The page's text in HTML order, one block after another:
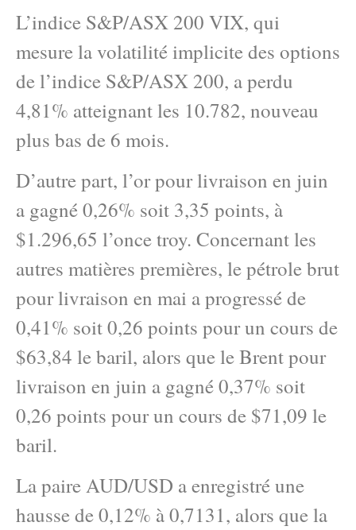
L’indice S&P/ASX 200 VIX, qui
mesure la volatilité implicite des options
de l’indice S&P/ASX 200, a perdu
4,81% atteignant les 10.782, nouveau
plus bas de 6 mois.
D’autre part, l’or pour livraison en juin
a gagné 0,26% soit 3,35 points, à
$1.296,65 l’once troy. Concernant les
autres matières premières, le pétrole brut
pour livraison en mai a progressé de
0,41% soit 0,26 points pour un cours de
$63,84 le baril, alors que le Brent pour
livraison en juin a gagné 0,37% soit
0,26 points pour un cours de $71,09 le
baril.
La paire AUD/USD a enregistré une
hausse de 0,12% à 0,7131, alors que la